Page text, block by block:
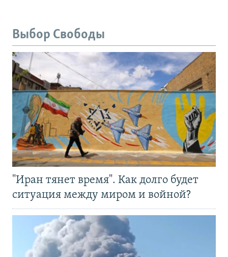
Выбор Свободы
"Иран тянет время". Как долго будет
ситуация между миром и войной?